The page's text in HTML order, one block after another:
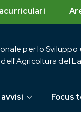
per lo Sviluppo
del
avvisi Focus